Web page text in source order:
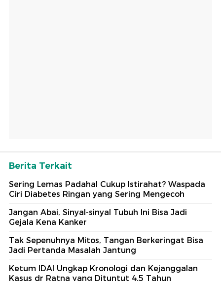
Berita Terkait
Sering Lemas Padahal Cukup Istirahat? Waspada
Ciri Diabetes Ringan yang Sering Mengecoh
Jangan Abai, Sinyal-sinyal Tubuh Ini Bisa Jadi
Gejala Kena Kanker
Tak Sepenuhnya Mitos, Tangan Berkeringat Bisa
Jadi Pertanda Masalah Jantung
Ketum IDAI Ungkap Kronologi dan Kejanggalan
Kasus dr Ratna yang Dituntut 4,5 Tahun